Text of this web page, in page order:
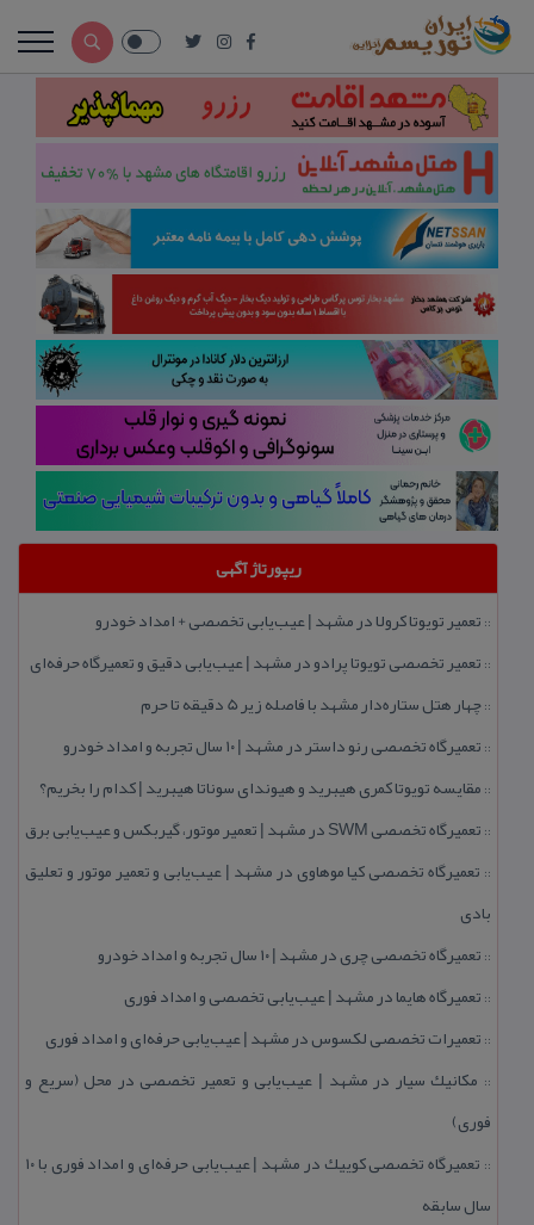
ریپورتاژ آگهی
:: تعمیر تویوتا كرولا در مشهد | عیب‌یابی تخصصی + امداد خودرو
:: تعمیر تخصصی تویوتا پرادو در مشهد | عیب‌یابی دقیق و تعمیرگاه حرفه‌ای
::چهار هتل‌ ستاره‌دار مشهد با فاصله زیر 5 دقیقه تا حرم
:: تعمیرگاه تخصصی رنو داستر در مشهد | ۱۰ سال تجربه و امداد خودرو
:: مقایسه تویوتا كمری هیبرید و هیوندای سوناتا هیبرید | كدام را بخریم؟
:: تعمیرگاه تخصصی SWM در مشهد | تعمیر موتور، گیربكس و عیب‌یابی برق
:: تعمیرگاه تخصصی كیا موهاوی در مشهد | عیب‌یابی و تعمیر موتور و تعلیق
بادی
:: تعمیرگاه تخصصی چری در مشهد | ۱۰ سال تجربه و امداد خودرو
:: تعمیرگاه هایما در مشهد | عیب‌یابی تخصصی و امداد فوری
:: تعمیرات تخصصی لكسوس در مشهد | عیب‌یابی حرفه‌ای و امداد فوری
:: مكانیك سیار در مشهد | عیب‌یابی و تعمیر تخصصی در محل (سریع و
فوری)
::
تعمیرگاه تخصصی كوییك در مشهد | عیب‌یابی حرفه‌ای و امداد فوری با ۱۰
سال سابقه